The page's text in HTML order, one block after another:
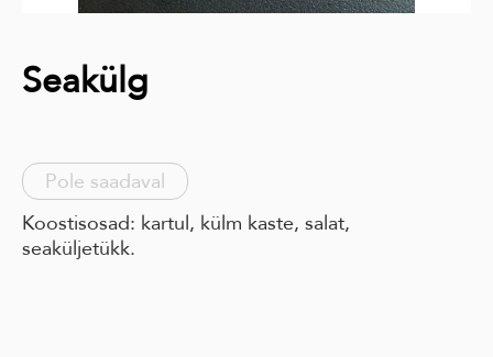
Seakülg
Pole saadaval
Koostisosad: kartul, külm kaste, salat,
seaküljetükk.